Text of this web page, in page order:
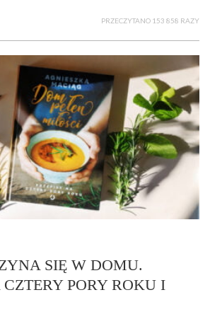
PRZECZYTANO 153 858 RAZY
SIĘ W DOMU.
CZTERY PORY ROKU I